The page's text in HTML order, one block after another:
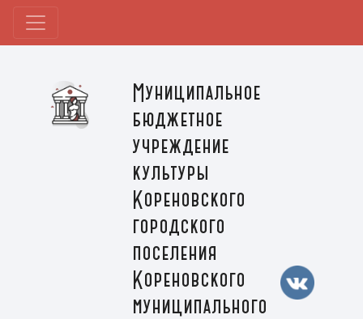
Муниципальное
бюджетное
учреждение
культуры
Кореновского
городского
поселения
Кореновского
муниципального